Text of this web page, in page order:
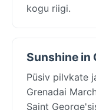
kogu riigi.
Sunshine in
Püsiv pilvkate
Grenadai
Saint